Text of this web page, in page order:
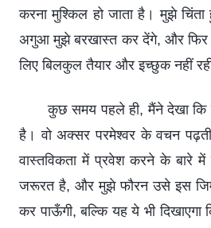
करना मुश्किल हो जाता है। मुझे
अगुआ मुझे बरखास्त कर देंगे, और फिर
लिए बिलकुल तैयार और इच्छुक नहीं
कुछ समय पहले ही, मैंने देखा कि
है। वो अक्सर परमेश्वर के वचन
वास्तविकता में प्रवेश करने के बारे
जरूरत है, और मुझे फौरन उसे इस
कर पाऊँगी, बल्कि यह ये भी